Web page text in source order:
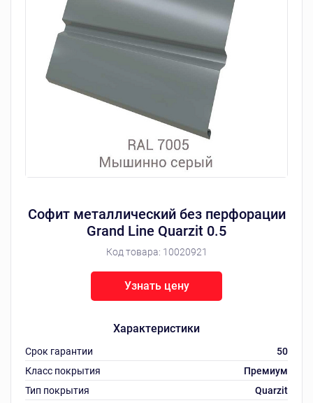
Софит металлический без перфорации
Grand Line Quarzit 0.5
Код товара: 10020921
Характеристики
Срок гарантии
50
Класс покрытия
Премиум
Тип покрытия
Quarzit
Узнать цену